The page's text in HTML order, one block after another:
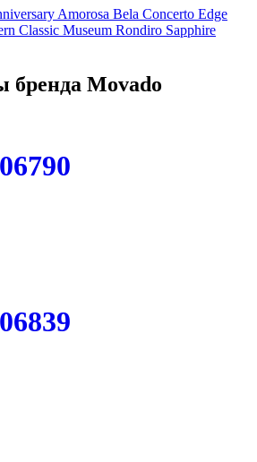
Amorosa Bela Concerto Edge
Classic Museum Rondiro Sapphire
бренда Movado